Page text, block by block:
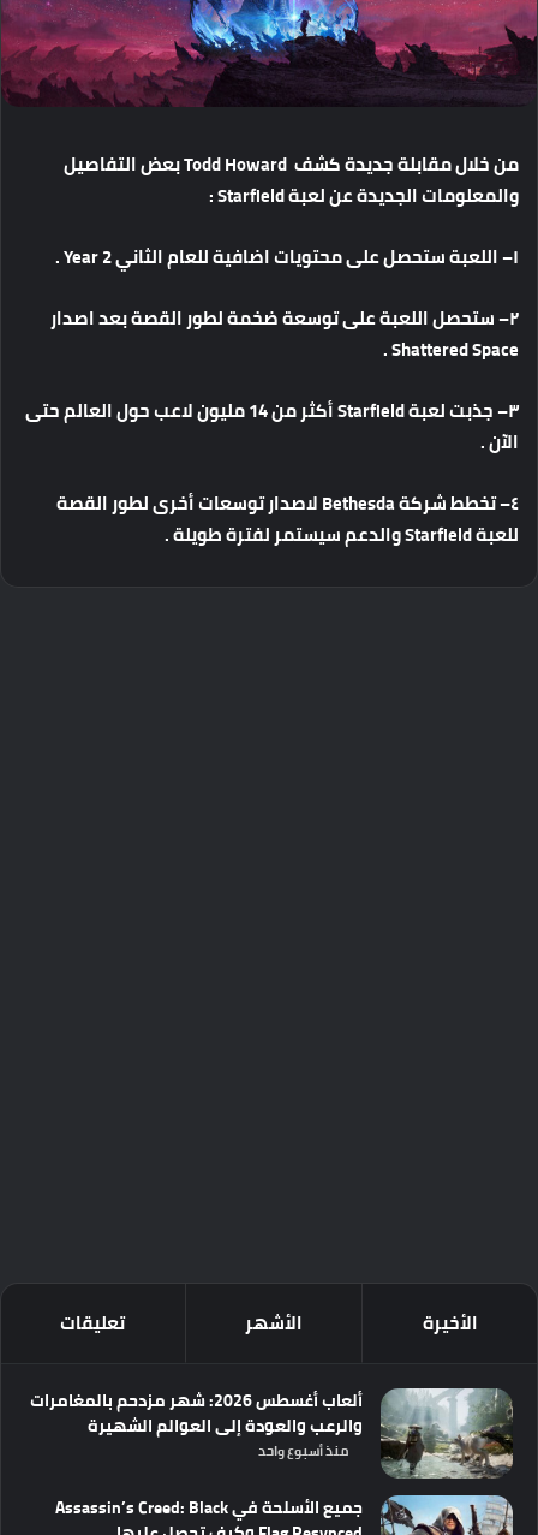
منخلالمقابلةجديدةكشف Todd Howardبعضالتفاصيل
والمعلوماتالجديدةعنلعبة
١–اللعبةستحصلعلىمحتوياتاضافيةللعامالثاني
٢–ستحصلاللعبةعلىتوسعةضخمةلطورالقصةبعداصدار
Shattered Space .
٣–جذبتلعبة أكثرمن مليونلاعبحولالعالمحتى
الآن.
٤–تخططشركة لاصدارتوسعاتأخرىلطورالقصة
للعبة
والدعمسيستمرلفترةطويلة.
الأخيرة الأشهر تعليقات
ألعاب أغسطس 2026: شهر مزدحم بالمغامرات
والرعب والعودة إلى العوالم الشهيرة
منذ أسبوع واحد
جميع الأسلحة في Assassin’s Creed: Black